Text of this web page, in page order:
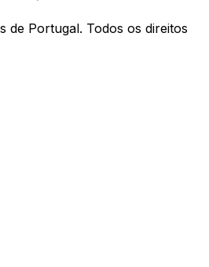
de Portugal. Todos os direitos